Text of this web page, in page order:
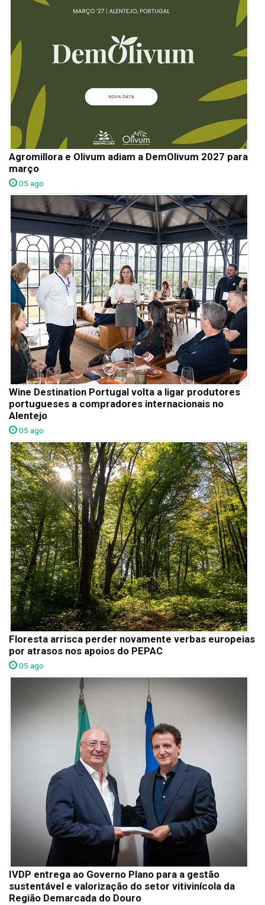
Agromillora e Olivum adiam a DemOlivum 2027 para
março
05 ago
Wine Destination Portugal volta a ligar produtores
portugueses a compradores internacionais no
Alentejo
05 ago
Floresta arrisca perder novamente verbas europeias
por atrasos nos apoios do PEPAC
05 ago
IVDP entrega ao Governo Plano para a gestão
sustentável e valorização do setor vitivinícola da
Região Demarcada do Douro